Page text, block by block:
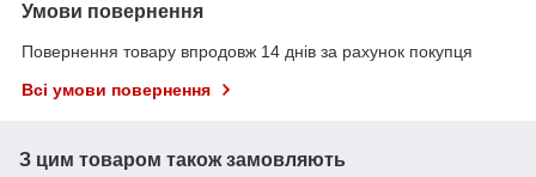
Умови повернення
Повернення товару впродовж 14 днів за рахунок покупця
Всі умови повернення
З цим товаром також замовляють